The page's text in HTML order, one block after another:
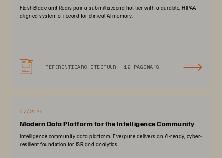
FlashBlade and Redis pair a submillisecond hot tier with a durable, HIPAA-
aligned system of record for clinical AI memory.
REFERENTIEARCHITECTUUR 12 PAGINA'S
07/2026
Modern Data Platform for the Intelligence Community
Intelligence community data platform: Everpure delivers an AI-ready, cyber-
resilient foundation for ISR and analytics.